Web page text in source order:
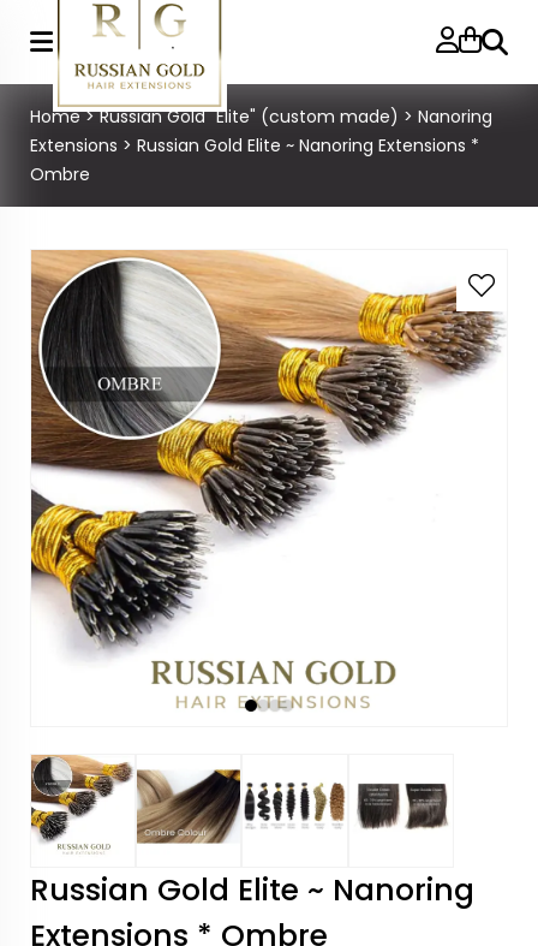
Home>Russian Gold "Elite" (custom made) > Nanoring
Extensions > Russian Gold Elite ~ Nanoring Extensions *
Ombre
Russian Gold Elite ~ Nanoring
Extensions * Ombre